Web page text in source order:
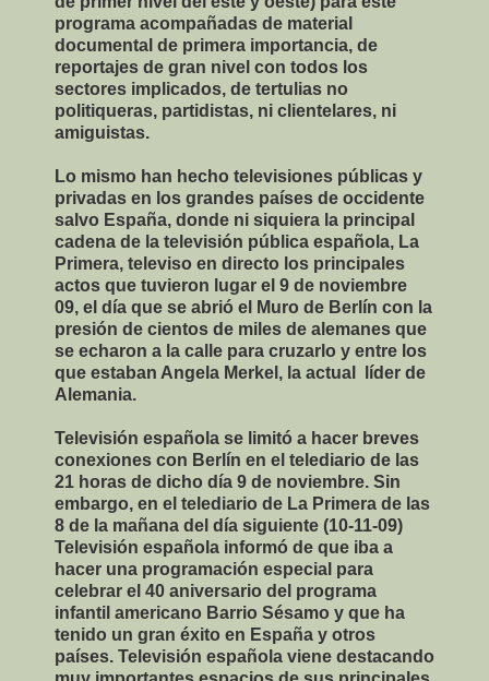
programa acompañadas de material
documental de primera importancia, de
reportajes de gran nivel con todos los
sectores implicados, de tertulias no
politiqueras, partidistas, ni clientelares, ni
amiguistas.
Lo mismo han hecho televisiones públicas y
privadas en los grandes países de occidente
salvo España, donde ni siquiera la principal
cadena de la televisión pública española, La
Primera, televiso en directo los principales
actos que tuvieron lugar el 9 de noviembre
09, el día que se abrió el Muro de Berlín con la
presión de cientos de miles de alemanes que
se echaron a la calle para cruzarlo y entre los
que estaban Angela Merkel, la actual líder de
Alemania.
Televisión española se limitó a hacer breves
conexiones con Berlín en el telediario de las
21 horas de dicho día 9 de noviembre. Sin
embargo, en el telediario de La Primera de las
8 de la mañana del día siguiente (10-11-09)
Televisión española informó de que iba a
hacer una programación especial para
celebrar el 40 aniversario del programa
infantil americano Barrio Sésamo y que ha
tenido un gran éxito en España y otros
países. Televisión española viene destacando